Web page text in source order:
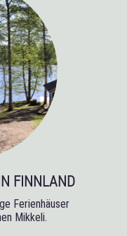
FINNLAND
Ferienhäuser
Mikkeli.